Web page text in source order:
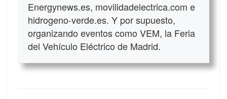
Energynews.es, movilidadelectrica.com e
hidrogeno-verde.es. Y por supuesto,
organizando eventos como VEM, la Feria
del Vehículo Eléctrico de Madrid.